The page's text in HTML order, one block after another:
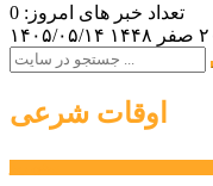
تعداد خبر های امروز: 0
۱۴۰۵/۰۵/۱۴
اوقات شرعی